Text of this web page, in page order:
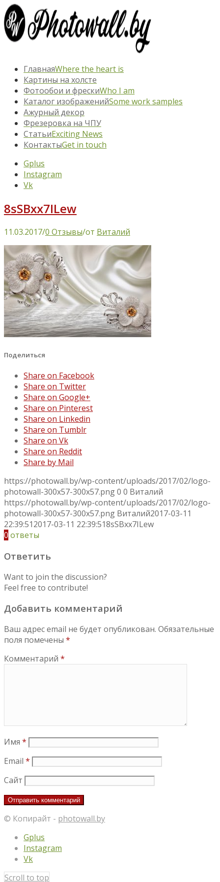
ГлавнаяWhere the heart is
Картины на холсте
Фотообои и фрескиWho I am
Каталог изображенийSome work samples
Ажурный декор
Фрезеровка на ЧПУ
СтатьиExciting News
КонтактыGet in touch
Gplus
Instagram
Vk
8sSBxx7ILew
11.03.2017/0 Отзывы/от Виталий
Поделиться
Share on Facebook
Share on Twitter
Share on Google+
Share on Pinterest
Share on Linkedin
Share on Tumblr
Share on Vk
Share on Reddit
Share by Mail
https://photowall.by/wp-content/uploads/2017/02/logo-
photowall-300x57-300x57.png0 0 Виталий
https://photowall.by/wp-content/uploads/2017/02/logo-
photowall-300x57-300x57.png Виталий2017-03-11
22:39:512017-03-11 22:39:518sSBxx7ILew
0 ответы
Ответить
Want to join the discussion?
Feel free to contribute!
Добавить комментарий
Ваш адрес email не будет опубликован. Обязательные
поля помечены *
Комментарий *
Имя *
Email *
Сайт
© Копирайт - photowall.by
Gplus
Instagram
Vk
Scroll to top